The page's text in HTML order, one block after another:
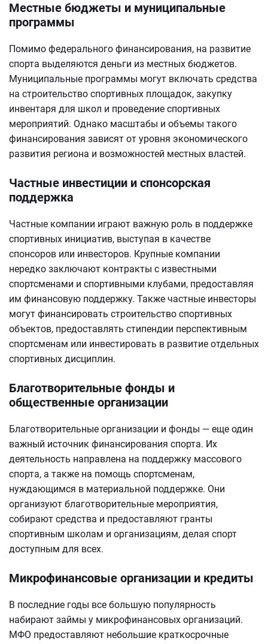
Местные бюджеты и муниципальные
программы
Помимо федерального финансирования, на развитие
спорта выделяются деньги из местных бюджетов.
Муниципальные программы могут включать средства
на строительство спортивных площадок, закупку
инвентаря для школ и проведение спортивных
мероприятий. Однако масштабы и объемы такого
финансирования зависят от уровня экономического
развития региона и возможностей местных властей.
Частные инвестиции и спонсорская
поддержка
Частные компании играют важную роль в поддержке
спортивных инициатив, выступая в качестве
спонсоров или инвесторов. Крупные компании
нередко заключают контракты с известными
спортсменами и спортивными клубами, предоставляя
им финансовую поддержку. Также частные инвесторы
могут финансировать строительство спортивных
объектов, предоставлять стипендии перспективным
спортсменам или инвестировать в развитие отдельных
спортивных дисциплин.
Благотворительные фонды и
общественные организации
Благотворительные организации и фонды — еще один
важный источник финансирования спорта. Их
деятельность направлена на поддержку массового
спорта, а также на помощь спортсменам,
нуждающимся в материальной поддержке. Они
организуют благотворительные мероприятия,
собирают средства и предоставляют гранты
спортивным школам и организациям, делая спорт
доступным для всех.
Микрофинансовые организации и кредиты
В последние годы все большую популярность
набирают займы у микрофинансовых организаций.
МФО предоставляют небольшие краткосрочные